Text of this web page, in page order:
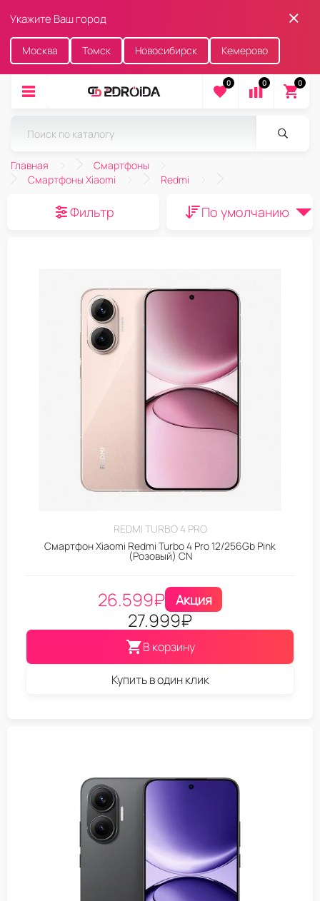
Укажите Ваш город
Москва Томск Новосибирск Кемерово
0 0 0
Главная
Смартфоны
Смартфоны Xiaomi
Redmi
Фильтр По умолчанию
REDMI TURBO 4 PRO
Смартфон Xiaomi Redmi Turbo 4 Pro 12/256Gb Pink
(Розовый) CN
26.599₽ Акция
27.999₽
В корзину
Купить в один клик